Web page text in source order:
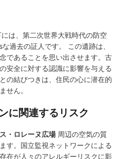
は、第二次世界大戦時代の防空
過去の証人です。 この遺跡は、
であることを思い出させます。古
安全に対する認識に影響を与える
の結びつきは、住民の心に潜在的
せん。
に関連するリスク
・ロレーヌ広場 周辺の空気の質
す。国立監視ネットワークによる
在が人々のアレルギーリスクに影